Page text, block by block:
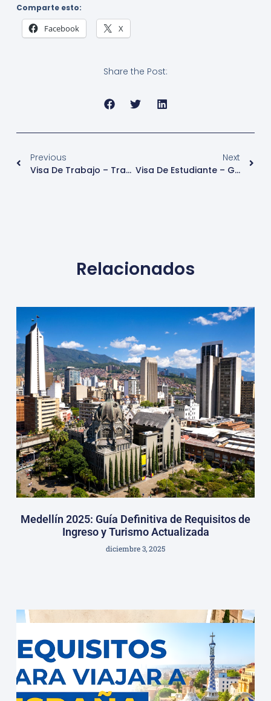
Comparte esto:
Facebook X
Share the Post:
Previous
Visa De Trabajo – Trabajador Religioso – Puerto Rico
Next
Visa De Estudiante – Guyana
Relacionados
Medellín 2025: Guía Definitiva de Requisitos de
Ingreso y Turismo Actualizada
diciembre 3, 2025